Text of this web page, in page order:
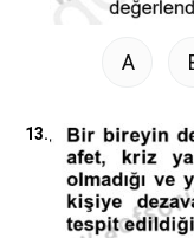
A
13.